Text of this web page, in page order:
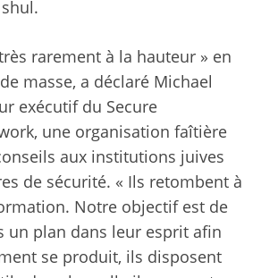
rarement à la hauteur » en
masse, a déclaré Michael
exécutif du Secure
une organisation faîtière
aux institutions juives
de sécurité. « Ils retombent à
Notre objectif est de
un plan dans leur esprit afin
se produit, ils disposent